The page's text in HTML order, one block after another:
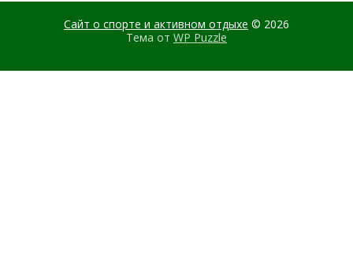
Сайт о спорте и активном отдыхе © 2026
Тема от WP Puzzle